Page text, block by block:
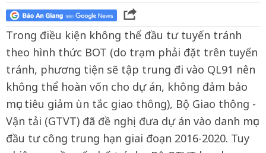
Trong điều kiện không thể đầu tư tuyến tránh
theo hình thức BOT (do trạm phải đặt trên tuyến
tránh, phương tiện sẽ tập trung đi vào QL91 nên
không thể hoàn vốn cho dự án, không đảm bảo
mục tiêu giảm ùn tắc giao thông), Bộ Giao thông -
Vận tải (GTVT) đã đề nghị đưa dự án vào danh mục
đầu tư công trung hạn giai đoạn 2016-2020. Tuy